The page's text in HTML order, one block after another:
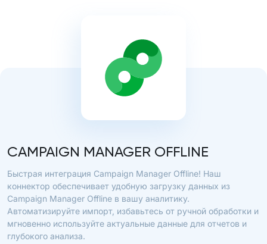
CAMPAIGN MANAGER OFFLINE
Быстрая интеграция Campaign Manager Offline! Наш
коннектор обеспечивает удобную загрузку данных из
Campaign Manager Offline в вашу аналитику.
Автоматизируйте импорт, избавьтесь от ручной обработки и
мгновенно используйте актуальные данные для отчетов и
глубокого анализа.